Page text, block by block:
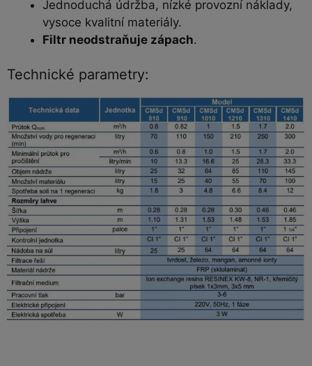
Jednoduchá údržba, nízké provozní náklady,
vysoce kvalitní materiály.
Filtr neodstraňuje zápach.
Technické parametry: